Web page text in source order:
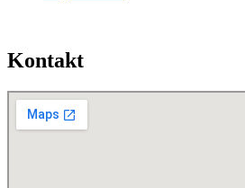
Kontakt